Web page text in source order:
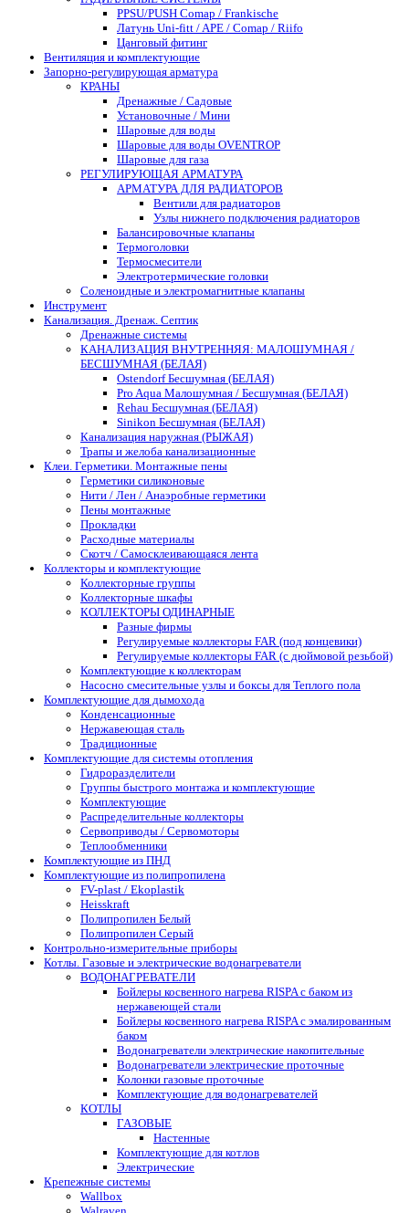
PPSU/PUSH Comap / Frankische
Латунь Uni-fitt / APE / Comap / Riifo
Цанговый фитинг
Вентиляция и комплектующие
Запорно-регулирующая арматура
КРАНЫ
Дренажные / Садовые
Установочные / Мини
Шаровые для воды
Шаровые для воды OVENTROP
Шаровые для газа
РЕГУЛИРУЮЩАЯ АРМАТУРА
АРМАТУРА ДЛЯ РАДИАТОРОВ
Вентили для радиаторов
Узлы нижнего подключения радиаторов
Балансировочные клапаны
Термоголовки
Термосмесители
Электротермические головки
Соленоидные и электромагнитные клапаны
Инструмент
Канализация. Дренаж. Септик
Дренажные системы
КАНАЛИЗАЦИЯ ВНУТРЕННЯЯ: МАЛОШУМНАЯ /
БЕСШУМНАЯ (БЕЛАЯ)
Ostendorf Бесшумная (БЕЛАЯ)
Pro Aqua Малошумная / Бесшумная (БЕЛАЯ)
Rehau Бесшумная (БЕЛАЯ)
Sinikon Бесшумная (БЕЛАЯ)
Канализация наружная (РЫЖАЯ)
Трапы и желоба канализационные
Клеи. Герметики. Монтажные пены
Герметики силиконовые
Нити / Лен / Анаэробные герметики
Пены монтажные
Прокладки
Расходные материалы
Скотч / Самосклеивающаяся лента
Коллекторы и комплектующие
Коллекторные группы
Коллекторные шкафы
КОЛЛЕКТОРЫ ОДИНАРНЫЕ
Разные фирмы
Регулируемые коллекторы FAR (под концевики)
Регулируемые коллекторы FAR (с дюймовой резьбой)
Комплектующие к коллекторам
Насосно смесительные узлы и боксы для Теплого пола
Комплектующие для дымохода
Конденсационные
Нержавеющая сталь
Традиционные
Комплектующие для системы отопления
Гидроразделители
Группы быстрого монтажа и комплектующие
Комплектующие
Распределительные коллекторы
Сервоприводы / Сервомоторы
Теплообменники
Комплектующие из ПНД
Комплектующие из полипропилена
FV-plast / Ekoplastik
Heisskraft
Полипропилен Белый
Полипропилен Серый
Контрольно-измерительные приборы
Котлы. Газовые и электрические водонагреватели
ВОДОНАГРЕВАТЕЛИ
Бойлеры косвенного нагрева RISPA с баком из
нержавеющей стали
Бойлеры косвенного нагрева RISPA с эмалированным
баком
Водонагреватели электрические накопительные
Водонагреватели электрические проточные
Колонки газовые проточные
Комплектующие для водонагревателей
КОТЛЫ
ГАЗОВЫЕ
Настенные
Комплектующие для котлов
Электрические
Крепежные системы
Wallbox